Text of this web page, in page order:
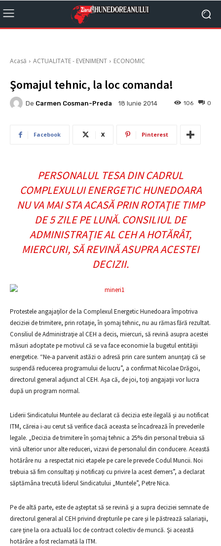
Acasă ACTUALITATE - EVENIMENT ECONOMIC
Şomajul tehnic, la loc comanda!
De Carmen Cosman-Preda 18 Iunie 2014 0
106
Facebook X Pinterest
PERSONALUL TESA DIN CADRUL
COMPLEXULUI ENERGETIC HUNEDOARA
NU VA MAI STA ACASĂ PRIN ROTAŢIE TIMP
DE 5 ZILE PE LUNĂ. CONSILIUL DE
ADMINISTRAŢIE AL CEH A HOTĂRÂT,
MIERCURI, SĂ REVINĂ ASUPRA ACESTEI
DECIZII.
Protestele angajaţilor de la Complexul Energetic Hunedoara împotriva
deciziei de trimitere, prin rotaţie, în şomaj tehnic, nu au rămas fără rezultat.
Consiliul de Administraţie al CEH a decis, miercuri, să revină asupra acestei
măsuri adoptate pe motivul că se va face economie la bugetul entităţii
energetice. “Ne-a parvenit astăzi o adresă prin care suntem anunţaţi că se
suspendă reducerea programului de lucru”, a confirmat Nicolae Drăgoi,
directorul general adjunct al CEH. Aşa că, de joi, toţi angajaţii vor lucra
după un program normal.
Liderii Sindicatului Muntele au declarat că decizia este ilegală şi au notificat
ITM, căreia i-au cerut să verifice dacă aceasta se încadrează în prevederile
legale. „Decizia de trimitere în şomaj tehnic a 25% din personal trebuia să
vină ulterior unor alte reduceri, vizavi de personalul din conducere. Această
hotărâre nu a respectat nici etapele pe care le prevede Codul Muncii. Noi
trebuia să fim consultaţi şi notificaţi cu privire la acest demers”, a declarat
săptămâna trecută liderul Sindicatului „Muntele”, Petre Nica.
Pe de altă parte, este de aşteptat să se revină şi a supra deciziei semnate de
directorul general al CEH privind drepturile pe care şi le păstrează salariaţii,
care ţine la ora actuală loc de contract colectiv de muncă. Şi această
hotărâre a fost reclamată la ITM.